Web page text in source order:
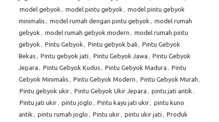
model gebyok , model pintu gebyok , model pintu gebyok
minimalis , model rumah dengan pintu gebyok , model rumah
gebyok , model rumah gebyok modern , model rumah pintu
gebyok , Pintu Gebyok , Pintu gebyok bali , Pintu Gebyok
Bekas , Pintu gebyok jati , Pintu Gebyok Jawa , Pintu Gebyok
Jepara , Pintu Gebyok Kudus , Pintu Gebyok Madura , Pintu
Gebyok Minimalis , Pintu Gebyok Modern , Pintu Gebyok Murah ,
Pintu gebyok ukir, Pintu Gebyok Ukir Jepara , pintu jati antik ,
Pintu jati ukir, pintu joglo , Pintu kayu jati ukir, pintu kuno
antik , pintu rumah joglo , Pintu ukir, pintu ukir jati , Produk